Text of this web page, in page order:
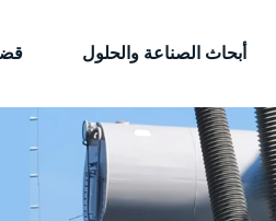
أبحاث الصناعة والحلول